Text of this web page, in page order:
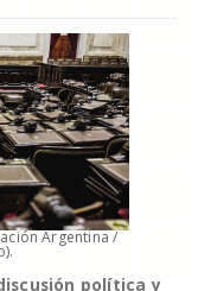
Argentina /
política y